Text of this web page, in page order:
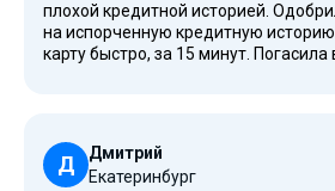
плохой кредитной историей.
на испорченную кредитную
карту быстро, за 15 минут.
Д
Дмитрий
Екатеринбург